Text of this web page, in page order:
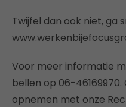
Twijfel dan ook niet, ga
Voor meer informatie
bellen op 06-
opnemen met onze